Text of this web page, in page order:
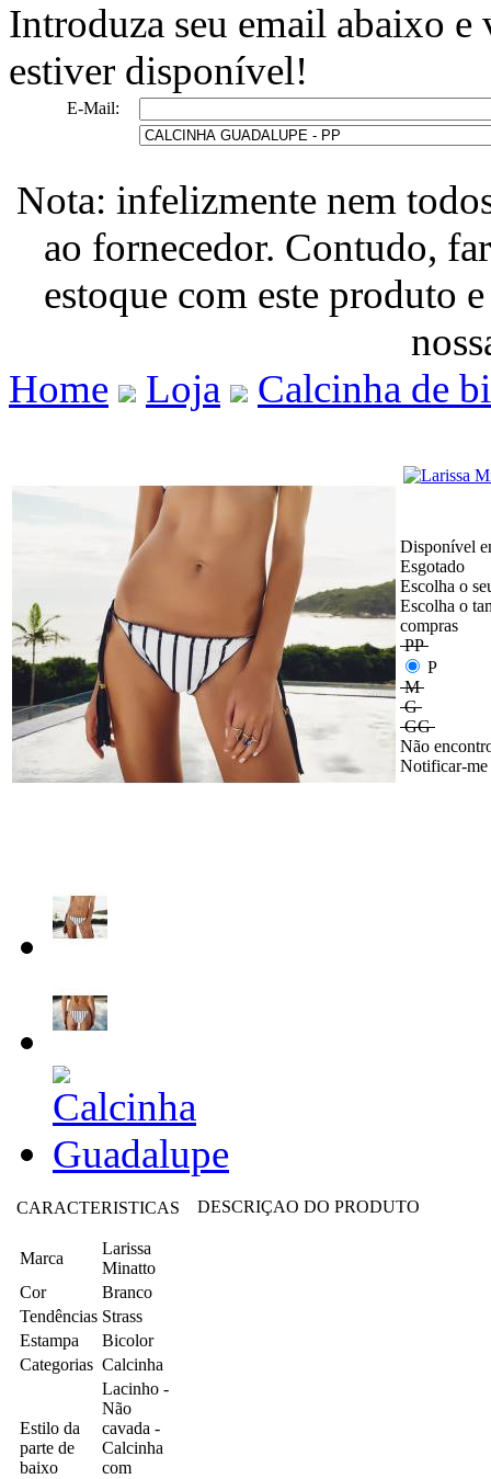
Introduza seu email abaixo
estiver disponível!
E-Mail:
Nota: infelizmente nem
ao fornecedor. Contudo,
estoque com este produto
Home
Loja Calcinha de
Disponível
Esgotado
Escolha o
Escolha o
compras
PP
P
M
G
GG
Não
Notificar-me
CARACTERISTICAS
Marca
Larissa
Minatto
Cor
Branco
Tendências Strass
Estampa
Bicolor
Categorias Calcinha
Estilo da
parte de
baixo
Lacinho -
Não
cavada -
Calcinha
com
DESCRIÇAO DO PRODUTO